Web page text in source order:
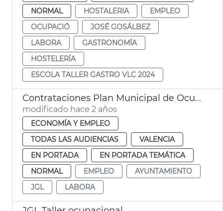
NORMAL
HOSTALERIA
EMPLEO
OCUPACIÓ
JOSÉ GOSÁLBEZ
LABORA
GASTRONOMÍA
HOSTELERÍA
ESCOLA TALLER GASTRO VLC 2024
Contrataciones Plan Municipal de Ocupación
modificado hace 2 años
ECONOMÍA Y EMPLEO
TODAS LAS AUDIENCIAS
VALENCIA
EN PORTADA
EN PORTADA TEMÁTICA
NORMAL
EMPLEO
AYUNTAMIENTO
JGL
LABORA